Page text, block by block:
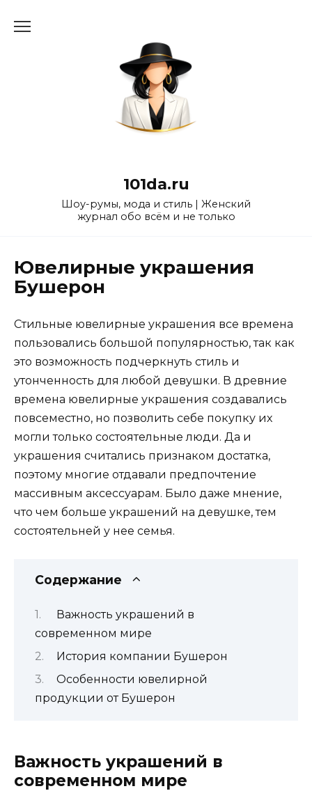
101da.ru
Шоу-румы, мода и стиль | Женский
журнал обо всём и не только
Ювелирные украшения
Бушерон
Стильные ювелирные украшения все времена
пользовались большой популярностью, так как
это возможность подчеркнуть стиль и
утонченность для любой девушки. В древние
времена ювелирные украшения создавались
повсеместно, но позволить себе покупку их
могли только состоятельные люди. Да и
украшения считались признаком достатка,
поэтому многие отдавали предпочтение
массивным аксессуарам. Было даже мнение,
что чем больше украшений на девушке, тем
состоятельней у нее семья.
Содержание
Важность украшений в
современном мире
История компании Бушерон
Особенности ювелирной
продукции от Бушерон
Важность украшений в
современном мире